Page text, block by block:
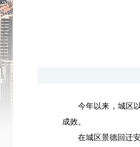
今年以来，城区
成效。
在城区景德回迁